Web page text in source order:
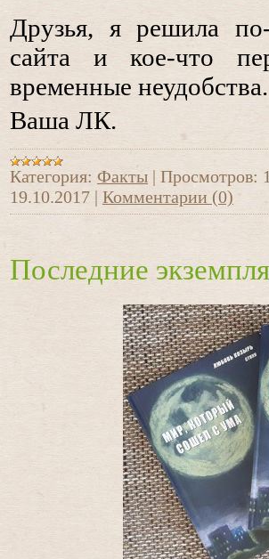
Друзья, я решила
сайта и кое-что
временные
Ваша ЛК.
Категория: Факты | Просмотров:
19.10.2017 | Комментарии (0)
Последние